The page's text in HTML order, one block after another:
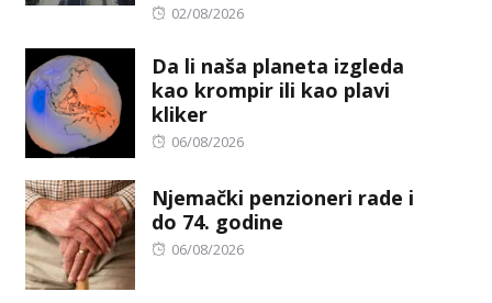
Posted
02/08/2026
Da li naša planeta izgleda
kao krompir ili kao plavi
kliker
Posted
06/08/2026
Njemački penzioneri rade i
do 74. godine
Posted
06/08/2026